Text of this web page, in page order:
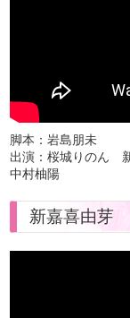
脚本：岩島朋未
出演：桜城りのん
中村柚陽
新嘉喜由芽